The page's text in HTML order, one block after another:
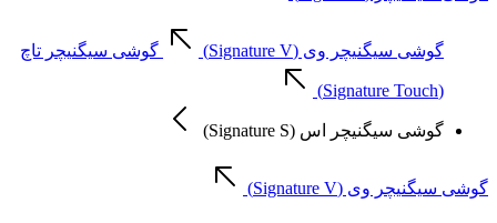
گوشی سیگنیچر وی (Signature V) گوشی سیگنیچر تاچ
(Signature Touch)
گوشی سیگنیچر اس (Signature S)
گوشی سیگنیچر وی (Signature V)